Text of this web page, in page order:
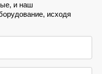
и наш
исходя